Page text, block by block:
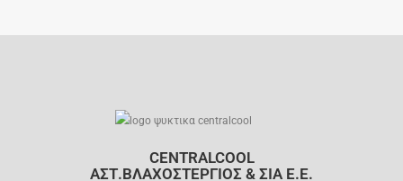
CENTRALCOOL
ΑΣΤ.ΒΛΑΧΟΣΤΕΡΓΙΟΣ & ΣΙΑ Ε.Ε.